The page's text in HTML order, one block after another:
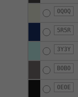
0Q0Q
5R5R
3Y3Y
B0B0
0E0E